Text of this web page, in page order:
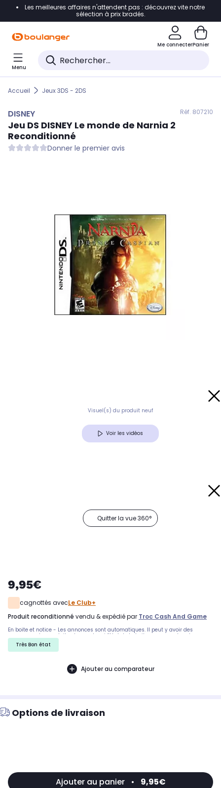
Accéder directement à la navigation
Accéder directement au pied de page
Accéder directement au chatbot
Les meilleures affaires n'attendent pas : découvrez vite notre
sélection à prix bradés.
Me connecterPanier
Menu
Accueil Jeux 3DS - 2DS
DISNEY Réf. 807210
Jeu DS DISNEY Le monde de Narnia 2
Reconditionné
Donner le premier avis
Visuel(s) du produit neuf
Voir les vidéos
Quitter la vue 360°
9,95€
cagnottés avecLe Club+
produit reconditionné vendu & expédié par Troc Cash And Game
En boite et notice - Les annonces sont automatiques. Il peut y avoir des
rayures sur les produits, demandez si l'état de la boite par exemple est
important. Nous ne pouvons pas tout detailler
Très Bon état
Ajouter au comparateur
Options de livraison
Ajouter au panier • 9,95€